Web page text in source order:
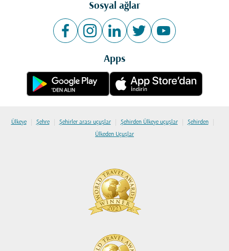
Sosyal ağlar
Apps
Ülkeye | Şehre | Şehirler arası uçuşlar | Şehirden Ülkeye uçuşlar | Şehirden |
Ülkeden Uçuşlar